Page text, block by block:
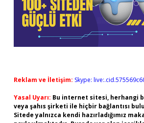
Reklam ve İletişim: Skype:
Yasal Uyarı: Bu internet sitesi, herhangi
veya şahıs şirketi ile hiçbir bağlantısı
Sitede yalnızca kendi hazırladığımız